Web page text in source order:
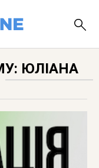
ЮЛІАНА